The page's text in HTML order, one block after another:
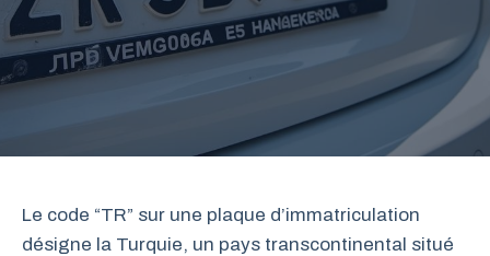
Le code “TR” sur une plaque d’immatriculation
désigne la Turquie, un pays transcontinental situé